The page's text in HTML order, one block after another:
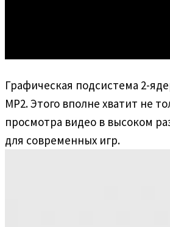
Графическая подсистема 2-
MP2. Этого вполне хватит не
просмотра видео в высоком
для современных игр.